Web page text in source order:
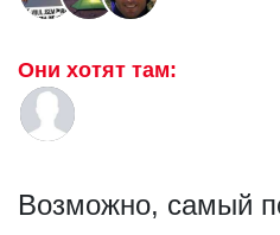
Они хотят там:
Возможно, самый